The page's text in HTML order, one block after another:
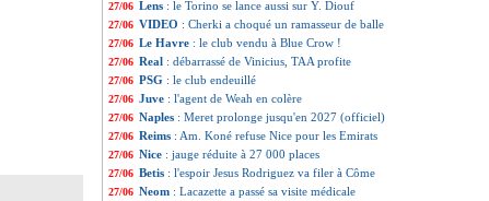
27/06 Lens : le Torino se lance aussi sur Y. Diouf
27/06 VIDEO : Cherki a choqué un ramasseur de balle
27/06 Le Havre : le club vendu à Blue Crow !
27/06 Real : débarrassé de Vinicius, TAA profite
27/06 PSG : le club endeuillé
27/06 Juve : l'agent de Weah en colère
27/06 Naples : Meret prolonge jusqu'en 2027 (officiel)
27/06 Reims : Am. Koné refuse Nice pour les Emirats
27/06 Nice : jauge réduite à 27 000 places
27/06 Betis : l'espoir Jesus Rodriguez va filer à Côme
27/06 Neom : Lacazette a passé sa visite médicale